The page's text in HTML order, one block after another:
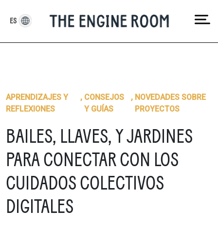
content
APRENDIZAJES Y
REFLEXIONES
, CONSEJOS
Y GUÍAS
, NOVEDADES SOBRE
PROYECTOS
BAILES, LLAVES, Y JARDINES
PARA CONECTAR CON LOS
CUIDADOS COLECTIVOS
DIGITALES
ES